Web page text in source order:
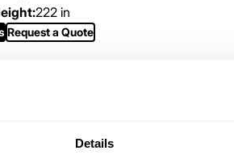
Details
222 in
Request a Quote